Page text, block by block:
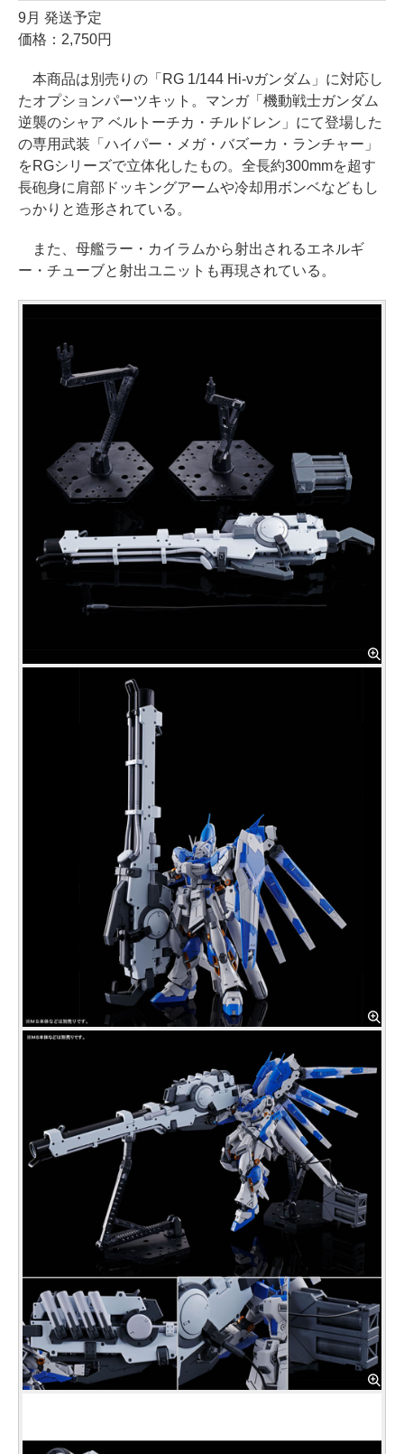
9月 発送予定
価格：2,750円
本商品は別売りの「RG 1/144 Hi-νガンダム」に対応し
たオプションパーツキット。マンガ「機動戦士ガンダム
逆襲のシャア ベルトーチカ・チルドレン」にて登場した
の専用武装「ハイパー・メガ・バズーカ・ランチャー」
をRGシリーズで立体化したもの。全長約300mmを超す
長砲身に肩部ドッキングアームや冷却用ボンベなどもし
っかりと造形されている。
また、母艦ラー・カイラムから射出されるエネルギ
ー・チューブと射出ユニットも再現されている。